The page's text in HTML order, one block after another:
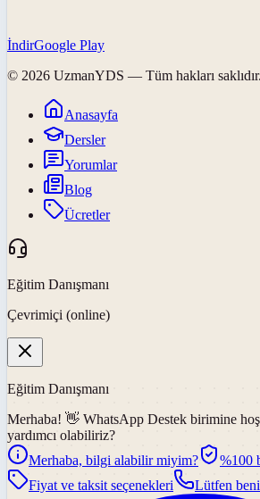
İndirGoogle Play
© 2026 UzmanYDS — Tüm hakları saklıdır.
Anasayfa
Dersler
Yorumlar
Blog
Ücretler
Eğitim Danışmanı
Çevrimiçi (online)
Eğitim Danışmanı
Merhaba! 👋 WhatsApp Destek birimine
yardımcı olabiliriz?
Merhaba, bilgi alabilir miyim?
%100
Fiyat ve taksit seçenekleri
Lütfen beni